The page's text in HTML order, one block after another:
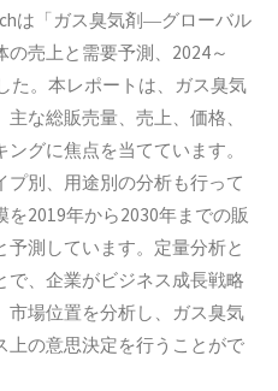
は「ガス臭気剤―グローバル
売上と需要予測、2024～
た。本レポートは、ガス臭気
な総販売量、売上、価格、
グに焦点を当てています。
プ別、用途別の分析も行って
2019年から2030年までの販
測しています。定量分析と
で、企業がビジネス成長戦略
市場位置を分析し、ガス臭気
上の意思決定を行うことがで